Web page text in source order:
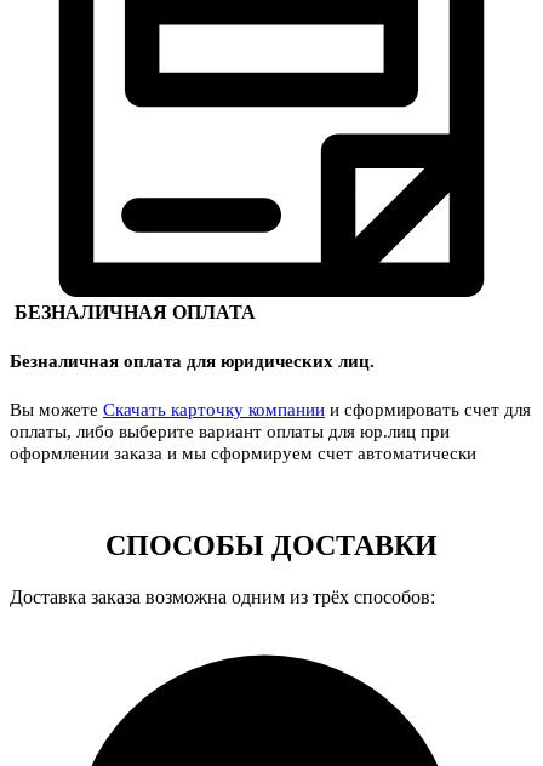
БЕЗНАЛИЧНАЯ ОПЛАТА
Безналичная оплата для юридических лиц.
Вы можете Скачать карточку компании и сформировать счет для
оплаты, либо выберите вариант оплаты для юр.лиц при
оформлении заказа и мы сформируем счет автоматически
СПОСОБЫ ДОСТАВКИ
Доставка заказа возможна одним из трёх способов: